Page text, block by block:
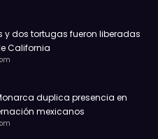
y dos tortugas fueron liberadas
California
duplica presencia en
mexicanos